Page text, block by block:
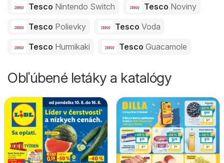
Tesco Nintendo Switch Tesco Noviny
Tesco Polievky Tesco Voda
Tesco Hurmikaki Tesco Guacamole
Obľúbené letáky a katalógy